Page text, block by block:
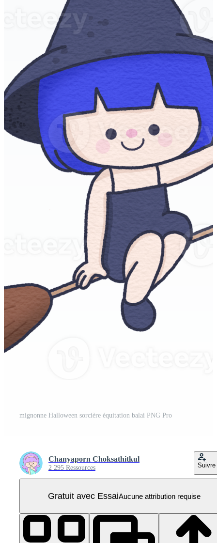
mignonne Halloween sorcière équitation balai PNG Pro
Chanyaporn Choksathitkul
2 295 Ressources Suivre
Gratuit avec EssaiAucune attribution requise